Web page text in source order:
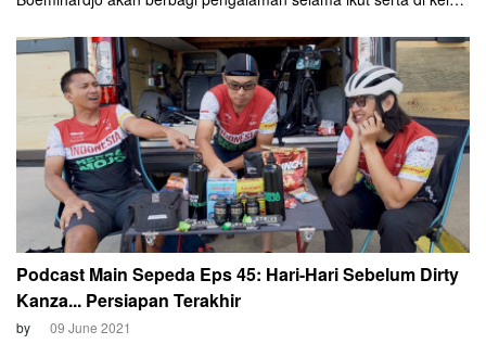
Podcast Main Sepeda Eps 45: Hari-Hari Sebelum Dirty
Kanza... Persiapan Terakhir
by 09 June 2021